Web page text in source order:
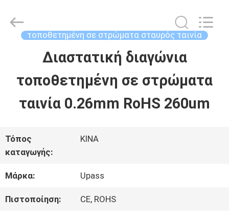
ΠΡΟΪΌΝΤΑ
ΒΊΝΤΕΟ
ΕΜΦΆΝΙΣΗ
VR
Upass
Material
Technology
Reserved.
τοποθετημένη σε στρώματα σταυρός ταινία
Διαστατική διαγώνια
τοποθετημένη σε στρώματα
ταινία 0.26mm RoHS 260um
Τόπος
καταγωγής:
ΚΙΝΑ
Μάρκα: Upass
Πιστοποίηση: CE, ROHS